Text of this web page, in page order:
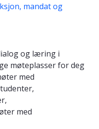
mandat og
og læring i
møteplasser for deg
med
med